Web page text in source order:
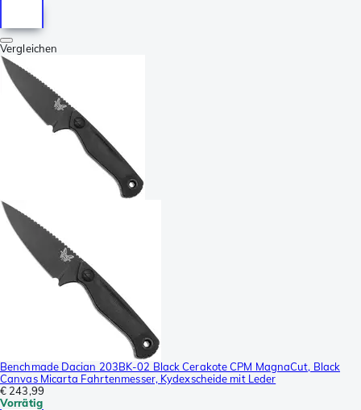
Vergleichen
Benchmade Dacian 203BK-02 Black Cerakote CPM MagnaCut, Black
Canvas Micarta Fahrtenmesser, Kydexscheide mit Leder
€ 243,99
Vorrätig